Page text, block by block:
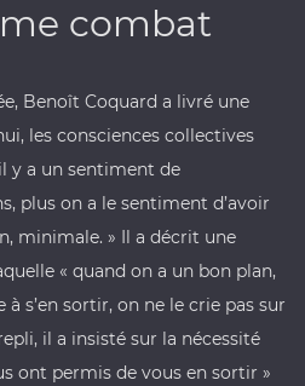
combat
Benoît Coquard a livré une
les consciences collectives
y a un sentiment de
plus on a le sentiment d’avoir
minimale. » Il a décrit une
« quand on a un bon plan,
s’en sortir, on ne le crie pas sur
il a insisté sur la nécessité
ont permis de vous en sortir »